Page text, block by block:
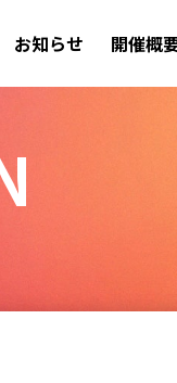
お知らせ 開催概